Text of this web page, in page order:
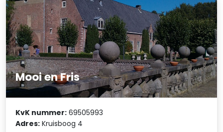
Mooi en Fris
KvK nummer: 69505993
Adres: Kruisboog 4